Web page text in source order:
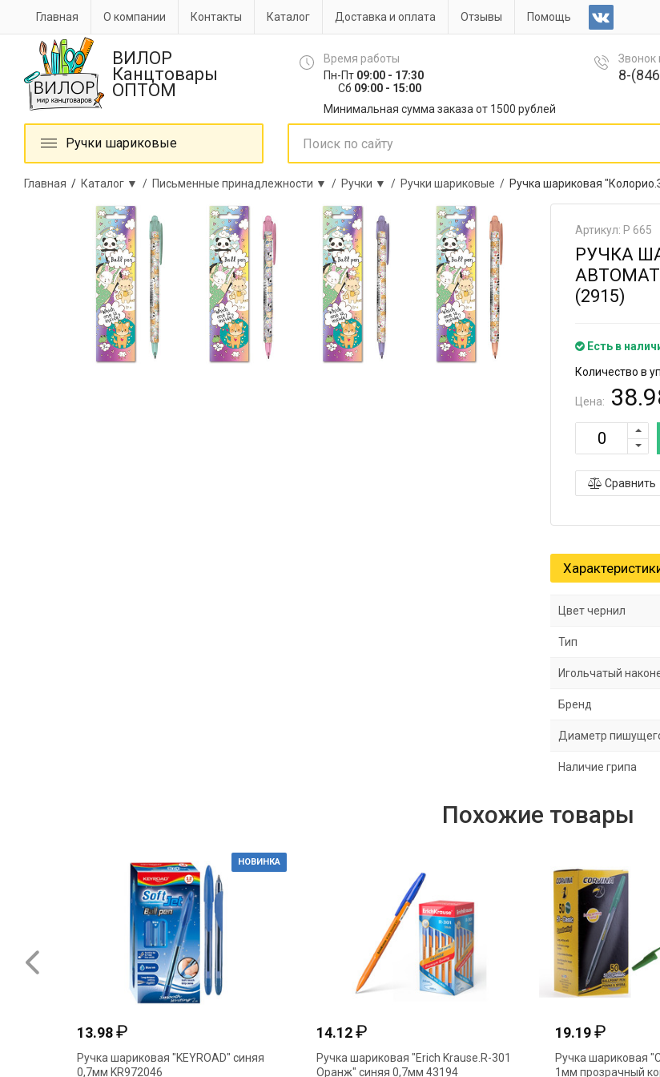
Главная О компании Контакты Каталог Доставка и оплата Отзывы Помощь
ВИЛОР
Канцтовары
ОПТОМ
Время работы
Пн-Пт 09:00 - 17:30
Сб 09:00 - 15:00
Минимальная сумма заказа от 1500 рублей
Звонок
8-
Ручки шариковые
Главная / Каталог ▼ / Письменные принадлежности ▼ / Ручки ▼ / Ручки шариковые / Ручка шариковая
Артикул: Р 665
РУЧКА
АВТОМАТ
(2915)
Есть в
Количество в
Цена:
Сравнить
Цвет чернил
Тип
Игольчатый
Бренд
Диаметр
Наличие грипа
Похожие товары
НОВИНКА
13.98₽
Ручка шариковая "KEYROAD" синяя
0,7мм KR972046
14.12₽
Ручка шариковая "Erich Krause.R-301
Оранж" синяя 0,7мм 43194
19.19₽
Ручка шариковая
1мм прозрачный